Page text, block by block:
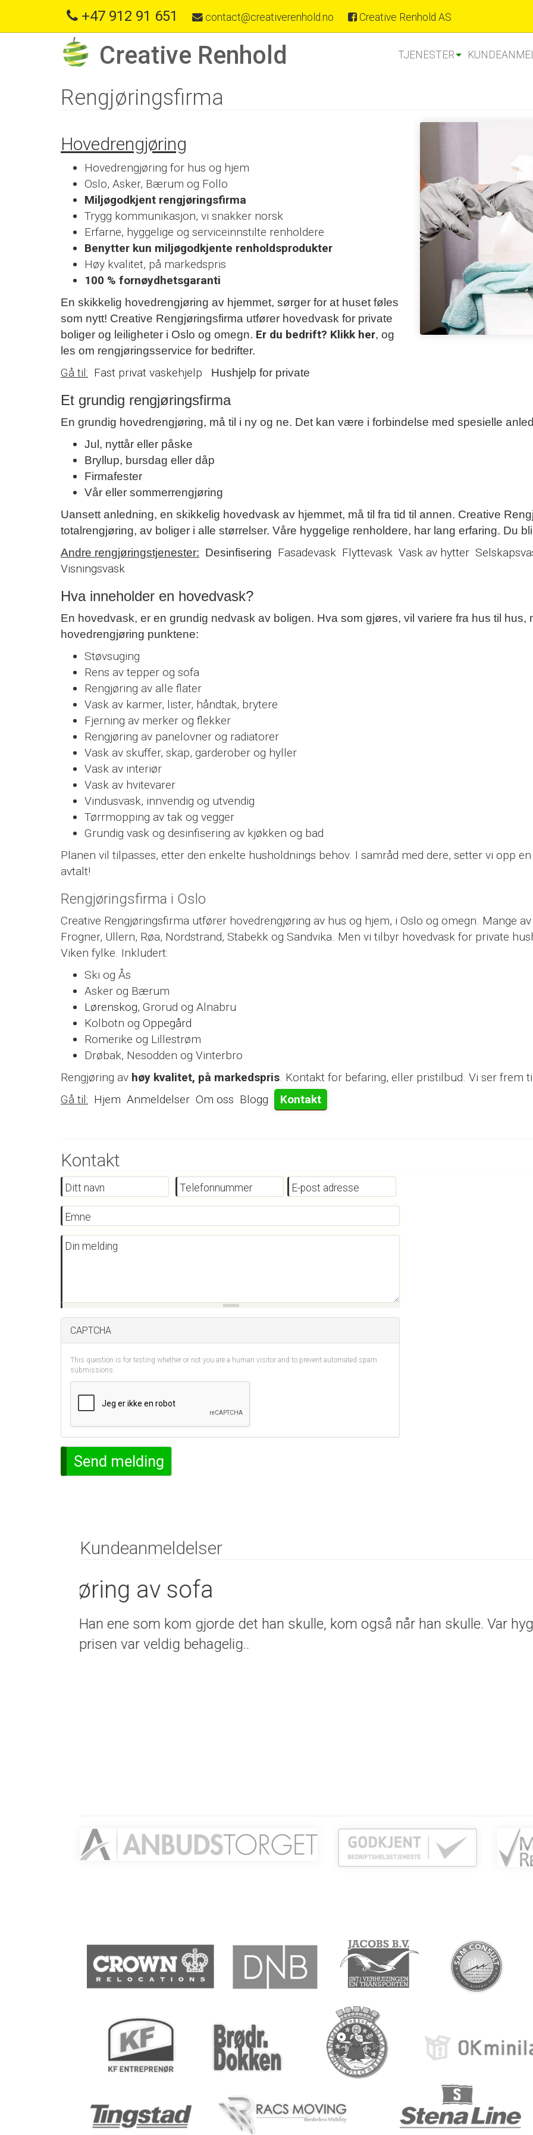
+47 912 91 651 contact@creativerenhold.no Creative Renhold AS
Creative Renhold TJENESTER
Rengjøringsfirma
Hovedrengjøring
Hovedrengjøring for hus og hjem
Oslo, Asker, Bærum og Follo
Miljøgodkjent rengjøringsfirma
Trygg kommunikasjon, vi snakker norsk
Erfarne, hyggelige og serviceinnstilte renholdere
Benytter kun miljøgodkjente renholdsprodukter
Høy kvalitet, på markedspris
100 % fornøydhetsgaranti
En skikkelig hovedrengjøring av hjemmet, sørger for at huset føles
som nytt! Creative Rengjøringsfirma utfører hovedvask for private
boliger og leiligheter i Oslo og omegn. Er du bedrift? Klikk her, og
les om rengjøringsservice for bedrifter.
Gå til: Fast privat vaskehjelp Hushjelp for private
Et grundig rengjøringsfirma
En grundig hovedrengjøring, må til i ny og ne. Det kan være i forbindelse med spesielle
Jul, nyttår eller påske
Bryllup, bursdag eller dåp
Firmafester
Vår eller sommerrengjøring
Uansett anledning, en skikkelig hovedvask av hjemmet, må til fra tid til annen. Creative
totalrengjøring, av boliger i alle størrelser. Våre hyggelige renholdere, har lang erfaring. Du
Andre rengjøringstjenester: Desinfisering Fasadevask Flyttevask Vask av hytter
Visningsvask
Hva inneholder en hovedvask?
En hovedvask, er en grundig nedvask av boligen. Hva som gjøres, vil variere fra hus til hus,
hovedrengjøring punktene:
Støvsuging
Rens av tepper og sofa
Rengjøring av alle flater
Vask av karmer, lister, håndtak, brytere
Fjerning av merker og flekker
Rengjøring av panelovner og radiatorer
Vask av skuffer, skap, garderober og hyller
Vask av interiør
Vask av hvitevarer
Vindusvask, innvendig og utvendig
Tørrmopping av tak og vegger
Grundig vask og desinfisering av kjøkken og bad
Planen vil tilpasses, etter den enkelte husholdnings behov. I samråd med dere, setter vi opp
avtalt!
Rengjøringsfirma i Oslo
Creative Rengjøringsfirma utfører hovedrengjøring av hus og hjem, i Oslo og omegn. Mange
Frogner, Ullern, Røa, Nordstrand, Stabekk og Sandvika. Men vi tilbyr hovedvask for private
Viken fylke. Inkludert:
Ski og Ås
Asker og Bærum
Lørenskog, Grorud og Alnabru
Kolbotn og Oppegård
Romerike og Lillestrøm
Drøbak, Nesodden og Vinterbro
Rengjøring av høy kvalitet, på markedspris. Kontakt for befaring, eller pristilbud. Vi ser frem
Gå til: Hjem Anmeldelser Om oss Blogg Kontakt
Kontakt
Ditt navn Telefonnummer E-post adresse
Emne
Din melding
CAPTCHA
This question is for testing whether or not you are a human visitor and to prevent automated spam
submissions.
Send melding
Kundeanmeldelser
Bortkjøring av sofa
Veldig fornøyd. Dem kom når de skulle, de gjorde det de skulle.
prisen var behagelig.